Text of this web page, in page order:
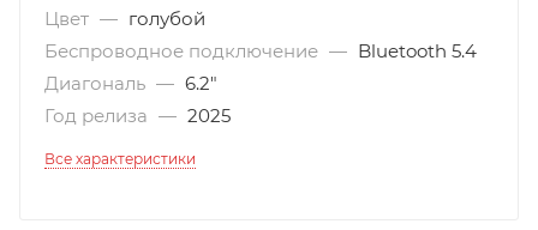
Цвет — голубой
Беспроводное подключение — Bluetooth 5.4
Диагональ — 6.2"
Год релиза — 2025
Все характеристики